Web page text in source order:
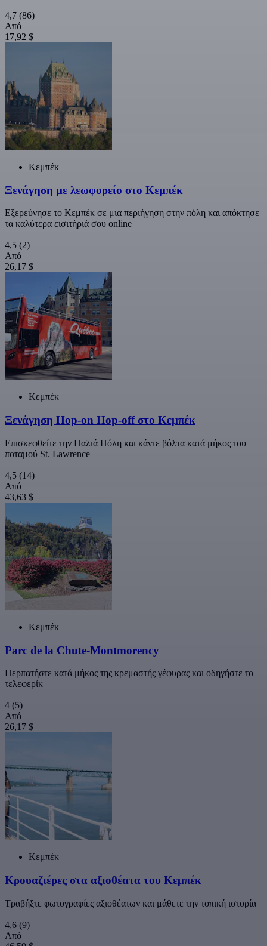
4,7 (86)
Από
17,92 $
Κεμπέκ
Ξενάγηση με λεωφορείο στο Κεμπέκ
Εξερεύνησε το Κεμπέκ σε μια περιήγηση στην πόλη και απόκτησε
τα καλύτερα εισιτήριά σου online
4,5 (2)
Από
26,17 $
Κεμπέκ
Ξενάγηση Hop-on Hop-off στο Κεμπέκ
Επισκεφθείτε την Παλιά Πόλη και κάντε βόλτα κατά μήκος του
ποταμού St. Lawrence
4,5 (14)
Από
43,63 $
Κεμπέκ
Parc de la Chute-Montmorency
Περπατήστε κατά μήκος της κρεμαστής γέφυρας και οδηγήστε το
τελεφερίκ
4 (5)
Από
26,17 $
Κεμπέκ
Κρουαζιέρες στα αξιοθέατα του Κεμπέκ
Τραβήξτε φωτογραφίες αξιοθέατων και μάθετε την τοπική ιστορία
4,6 (9)
Από